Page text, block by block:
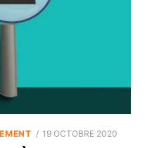
POSTED
19 OCTOBRE 2020